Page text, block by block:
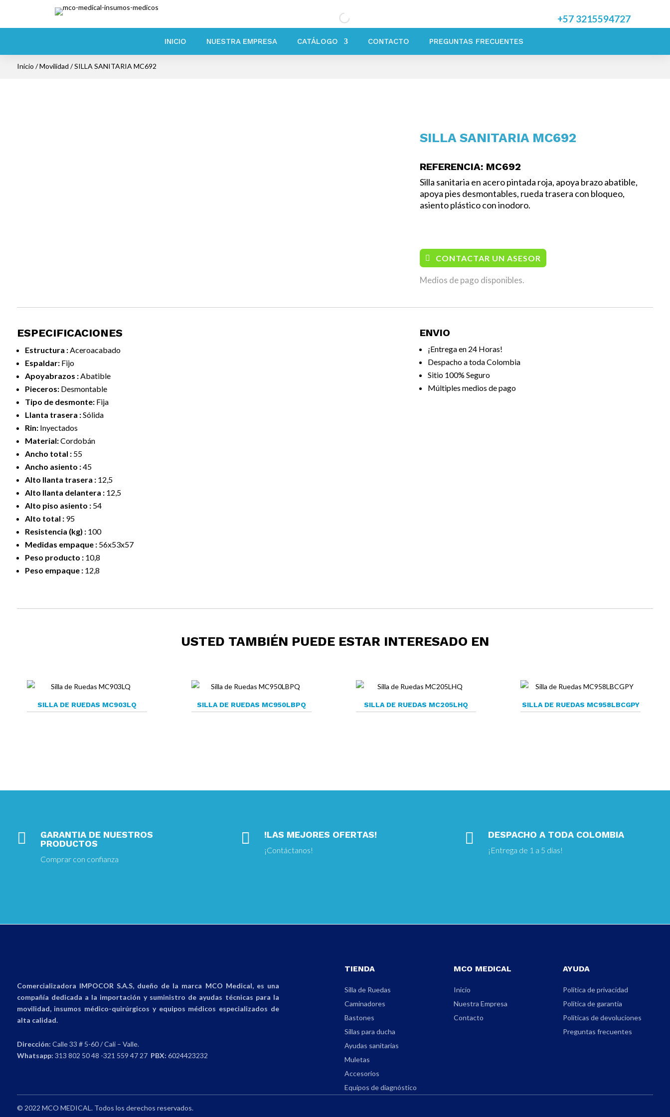
+57 3215594727
INICIO NUESTRA EMPRESA CATÁLOGO CONTACTO PREGUNTAS FRECUENTES
Inicio /Movilidad / SILLA SANITARIA MC692
SILLA SANITARIA MC692
REFERENCIA: MC692
Silla sanitaria en acero pintada roja, apoya brazo abatible,
apoya pies desmontables, rueda trasera con bloqueo,
asiento plástico con inodoro.
CONTACTAR UN ASESOR
Medios de pago disponibles.
ESPECIFICACIONES
Estructura :Aceroacabado
Espaldar:Fijo
Apoyabrazos :Abatible
Pieceros:Desmontable
Tipo de desmonte:Fija
Llanta trasera :Sólida
Rin:Inyectados
Material:Cordobán
Ancho total :55
Ancho asiento :45
Alto llanta trasera :12,5
Alto llanta delantera :12,5
Alto piso asiento :54
Alto total :95
Resistencia (kg) :100
Medidas empaque :56x53x57
Peso producto :10,8
Peso empaque :12,8
ENVIO
¡Entrega en 24 Horas!
Despacho a toda Colombia
Sitio 100% Seguro
Múltiples medios de pago
USTED TAMBIÉN PUEDE ESTAR INTERESADO EN
SILLA DE RUEDAS MC903LQ SILLA DE RUEDAS MC950LBPQ SILLA DE RUEDAS MC205LHQ SILLA DE RUEDAS MC958LBCGPY

GARANTIA DE NUESTROS
PRODUCTOS
Comprar con confianza
 !LAS MEJORES OFERTAS!
¡Contáctanos!
 DESPACHO A TODA COLOMBIA
¡Entrega de 1 a 5 días!
Comercializadora IMPOCOR S.A.S, dueño de la marca MCO Medical, es una
compañía dedicada a la importación y suministro de ayudas técnicas para la
movilidad, insumos médico-quirúrgicos y equipos médicos especializados de
alta calidad.
Dirección: Calle 33 # 5-60 / Cali – Valle.
Whatsapp: 313 802 50 48 -321 559 47 27 PBX: 6024423232
TIENDA
Silla de Ruedas
Caminadores
Bastones
Sillas para ducha
Ayudas sanitarias
Muletas
Accesorios
Equipos de diagnóstico
MCO MEDICAL
Inicio
Nuestra Empresa
Contacto
AYUDA
Política de privacidad
Política de garantia
Políticas de devoluciones
Preguntas frecuentes
© 2022 MCO MEDICAL. Todos los derechos reservados.